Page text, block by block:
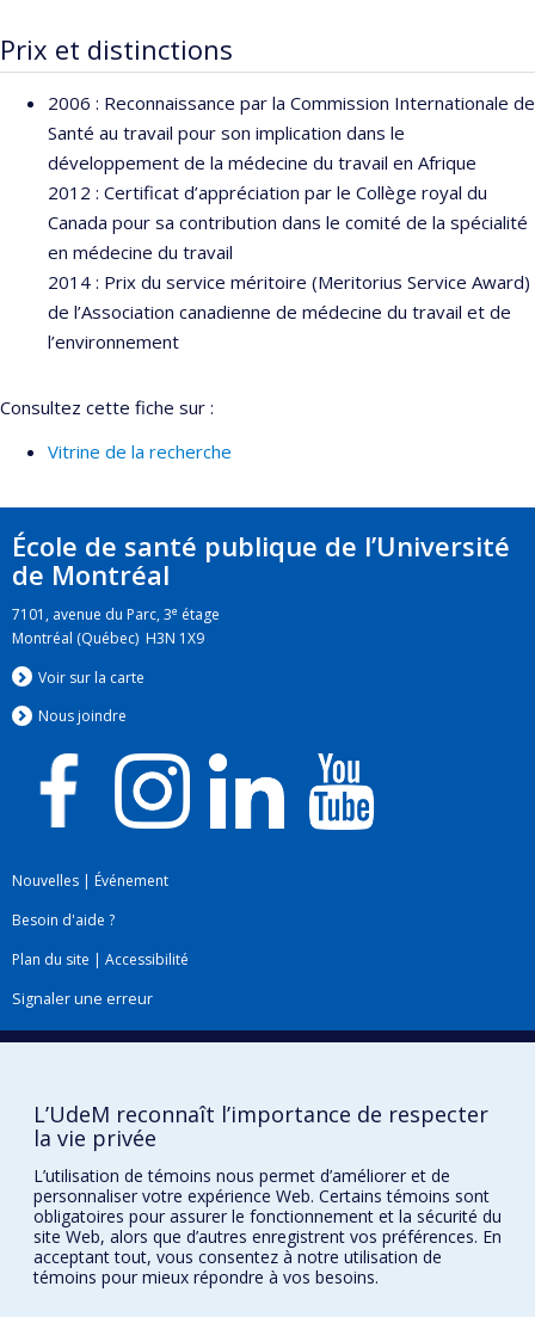
fonctions sur le comité de la spécialité en médecine du travail au
Collège Royal des Médecins et chirurgiens du Canada dont celle
de président du comité de la spécialité de 2006 à 2012.
(Source :
Centre Hospitalier de l'Université de Montréal
Prix et distinctions
2006 : Reconnaissance par la Commission Internationale de
Santé au travail pour son implication dans le
développement de la médecine du travail en Afrique
2012 : Certificat d’appréciation par le Collège royal du
Canada pour sa contribution dans le comité de la spécialité
en médecine du travail
2014 : Prix du service méritoire (Meritorius Service Award)
de l’Association canadienne de médecine du travail et de
l’environnement
Consultez cette fiche sur :
Vitrine de la recherche
École de santé publique de l’Université
de Montréal
7101, avenue du Parc, 3e étage
Montréal (Québec) H3N 1X9
Voir sur la carte
Nous joindre
Nouvelles | Événement
Besoin d'aide ?
Plan du site | Accessibilité
Signaler une erreur
Téléchargez les logos de l'ESPUM
L’UdeM reconnaît l’importance de respecter
la vie privée
L’utilisation de témoins nous permet d’améliorer et de
personnaliser votre expérience Web. Certains témoins sont
obligatoires pour assurer le fonctionnement et la sécurité du
site Web, alors que d’autres enregistrent vos préférences. En
acceptant tout, vous consentez à notre utilisation de
témoins pour mieux répondre à vos besoins.